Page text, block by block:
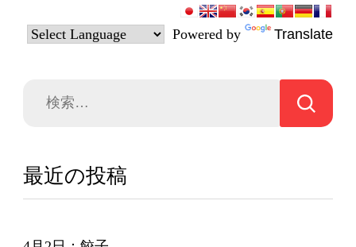
Powered by Translate
最近の投稿